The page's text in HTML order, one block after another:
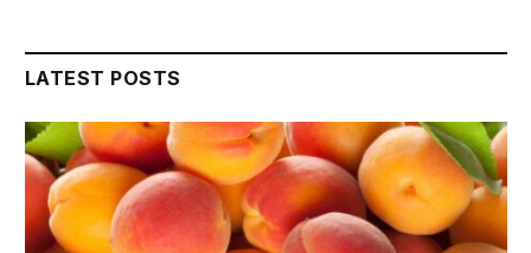
LATEST POSTS